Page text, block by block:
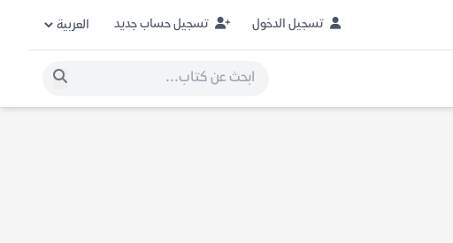
تسجيل الدخول تسجيل حساب جديد